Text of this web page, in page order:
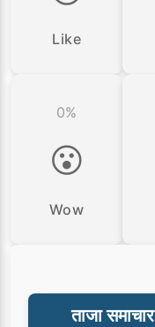
Like
0%
😮
Wow
ताजा समाचार